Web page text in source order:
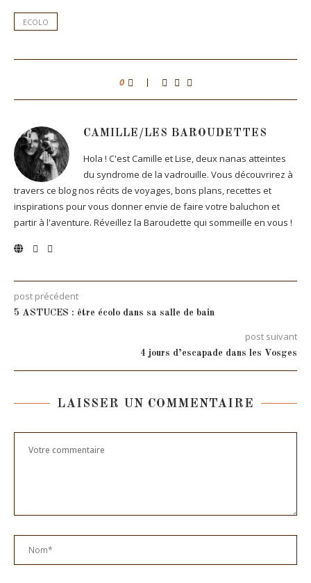
ECOLO
0
CAMILLE/LES BAROUDETTES
Hola ! C'est Camille et Lise, deux nanas atteintes
du syndrome de la vadrouille. Vous découvrirez à
travers ce blog nos récits de voyages, bons plans, recettes et
inspirations pour vous donner envie de faire votre baluchon et
partir à l'aventure. Réveillez la Baroudette qui sommeille en vous !
post précédent
5 ASTUCES : être écolo dans sa salle de bain
post suivant
4 jours d’escapade dans les Vosges
LAISSER UN COMMENTAIRE